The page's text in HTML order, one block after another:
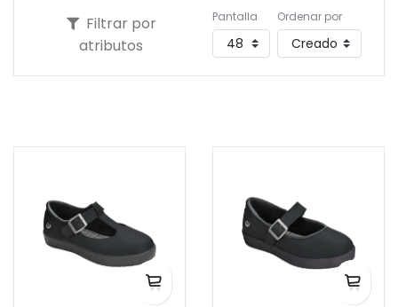
Filtrar por
atributos
Pantalla Ordenar por